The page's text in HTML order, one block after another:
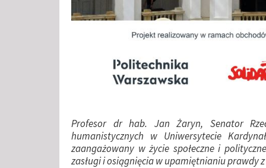
Profesor dr hab. Jan Żaryn, Senator
humanistycznych w Uniwersytecie
zaangażowany w życie społeczne i
zasługi i osiągnięcia w upamiętnianiu prawdy